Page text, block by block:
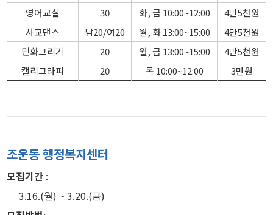
영어교실
30 화, 금 10:00~12:00
4만5천원
사교댄스
남20/여20 월, 화 13:00~15:00
4만5천원
민화그리기
20 월, 금 13:00~15:00
4만5천원
캘리그라피
20 목 10:00~12:00 3만원
조운동 행정복지센터
모집기간 :
3.16.(월) ~ 3.20.(금)